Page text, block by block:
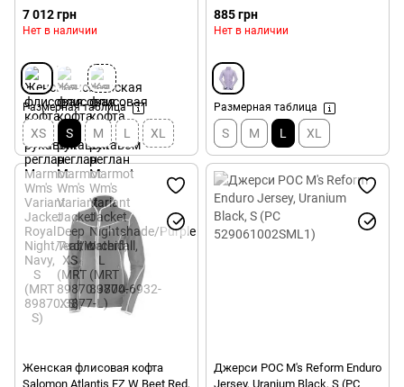
Night/Arctic Navy, S (MRT
89870.3877-S)
7 012 грн
Нет в наличии
Размерная таблица
XS S M L XL
885 грн
Нет в наличии
Размерная таблица
S M L XL
Женская флисовая кофта
Salomon Atlantis FZ W Beet Red,
Джерси POC M's Reform Enduro
Jersey, Uranium Black, S (PC